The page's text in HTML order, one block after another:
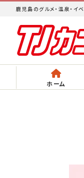
鹿児島のグルメ・温泉・イ
ホーム